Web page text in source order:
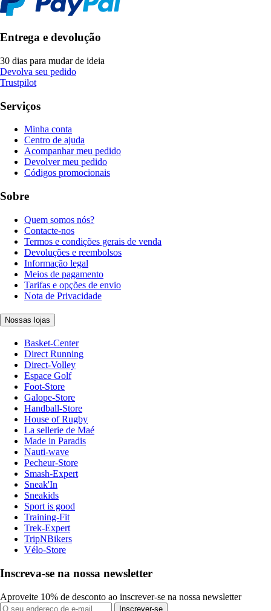
Entrega e devolução
30 dias para mudar de ideia
Devolva seu pedido
Trustpilot
Serviços
Minha conta
Centro de ajuda
Acompanhar meu pedido
Devolver meu pedido
Códigos promocionais
Sobre
Quem somos nós?
Contacte-nos
Termos e condições gerais de venda
Devoluções e reembolsos
Informação legal
Meios de pagamento
Tarifas e opções de envio
Nota de Privacidade
Nossas lojas
Basket-Center
Direct Running
Direct-Volley
Espace Golf
Foot-Store
Galope-Store
Handball-Store
House of Rugby
La sellerie de Maé
Made in Paradis
Nauti-wave
Pecheur-Store
Smash-Expert
Sneak'In
Sneakids
Sport is good
Training-Fit
Trek-Expert
TripNBikers
Vélo-Store
Inscreva-se na nossa newsletter
Aproveite 10% de desconto ao inscrever-se na nossa newsletter
Inscrever-se